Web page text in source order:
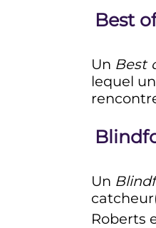
Best
Un Best
lequel
Un
Roberts